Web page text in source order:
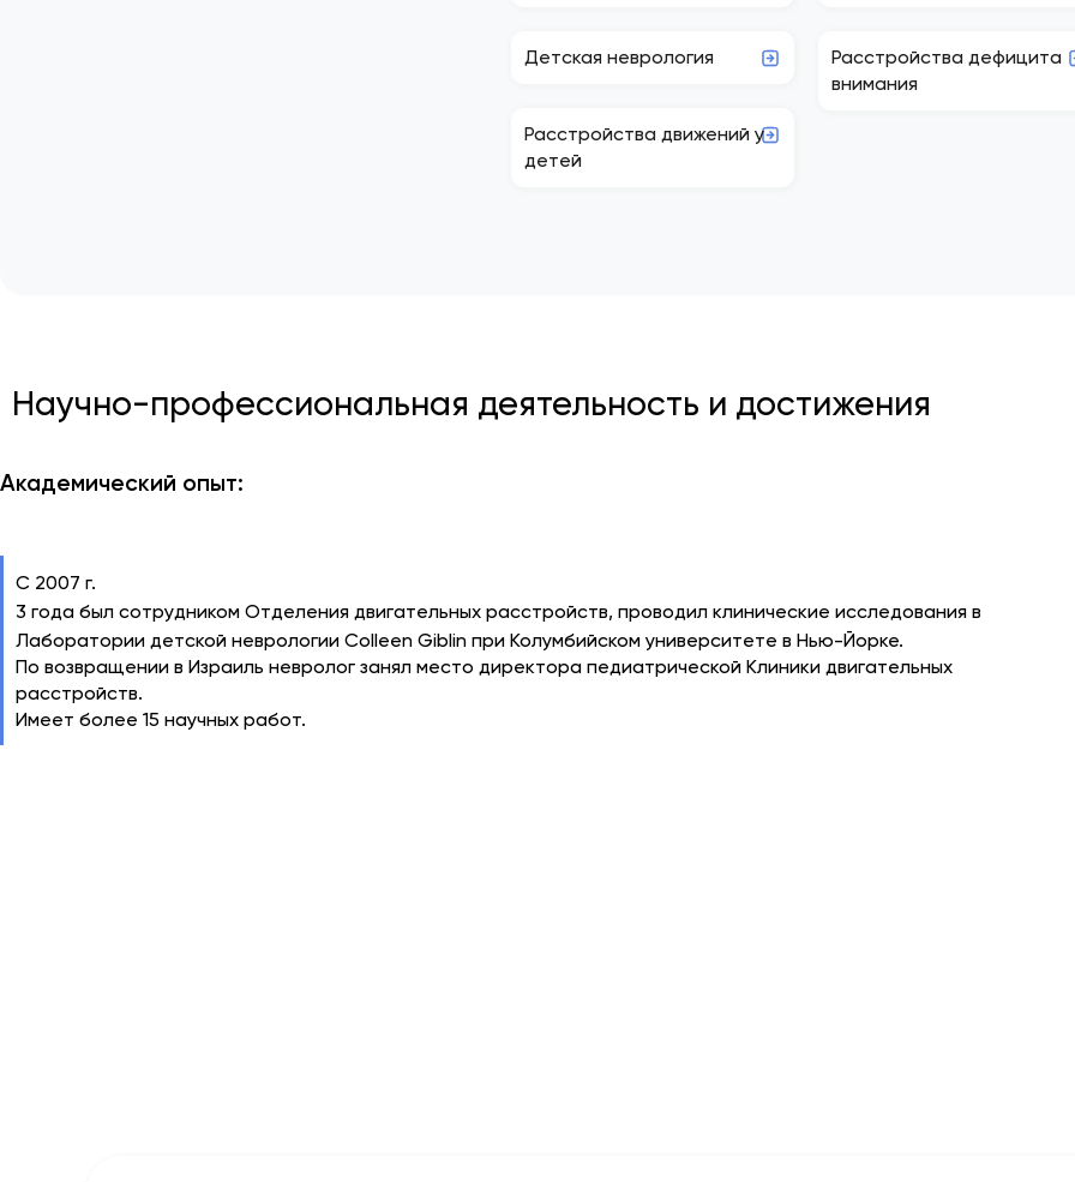
Детская неврология
Расстройства движений у
детей
Расстройства дефицита
внимания
Научно-профессиональная деятельность и достижения
Академический опыт:
С 2007 г.
3 года был сотрудником Отделения двигательных расстройств, проводил клинические исследования в
Лаборатории детской неврологии Colleen Giblin при Колумбийском университете в Нью-Йорке.
По возвращении в Израиль невролог занял место директора педиатрической Клиники двигательных
расстройств.
Имеет более 15 научных работ.